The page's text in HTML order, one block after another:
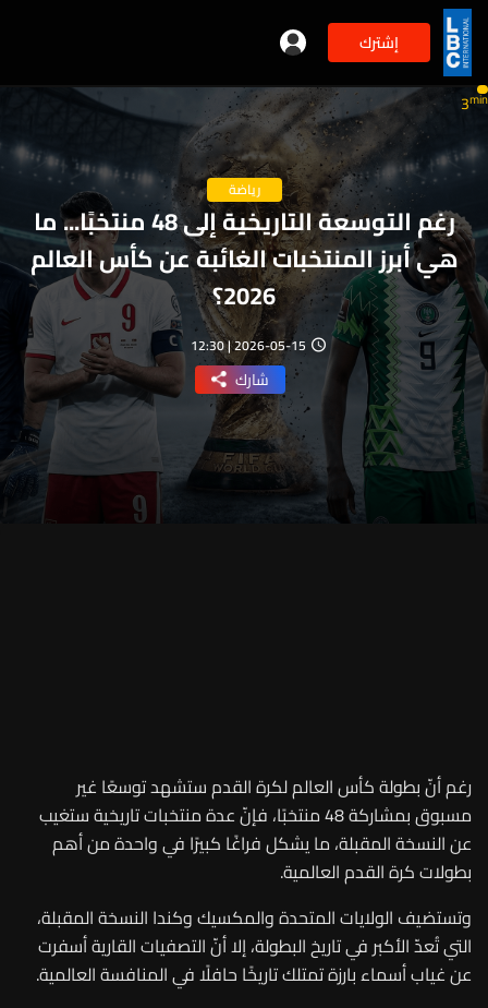
إشترك
رياضة
رغم التوسعة التاريخية إلى 48 منتخبًا... ما
هي أبرز المنتخبات الغائبة عن كأس العالم
2026؟
2026-05-15 | 12:30
شارك
3min
رغم أنّ بطولة كأس العالم لكرة القدم ستشهد توسعًا غير
مسبوق بمشاركة 48 منتخبًا، فإنّ عدة منتخبات تاريخية ستغيب
عن النسخة المقبلة، ما يشكل فراغًا كبيرًا في واحدة من أهم
بطولات كرة القدم العالمية.
وتستضيف الولايات المتحدة والمكسيك وكندا النسخة المقبلة،
التي تُعدّ الأكبر في تاريخ البطولة، إلا أنّ التصفيات القارية أسفرت
عن غياب أسماء بارزة تمتلك تاريخًا حافلًا في المنافسة العالمية.